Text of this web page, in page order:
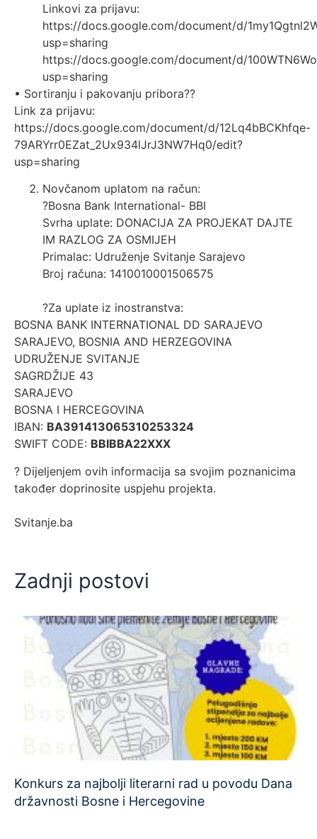
Linkovi za prijavu:
https://docs.google.com/document/d/
usp=sharing
https://docs.google.com/document/d/
usp=sharing
• Sortiranju i pakovanju pribora??
Link za prijavu:
https://docs.google.com/document/d/12Lq4bBCKhfqe-
79ARYrr0EZat_2Ux934lJrJ3NW7Hq0/edit?
usp=sharing
Novčanom uplatom na račun:
?Bosna Bank International- BBI
Svrha uplate: DONACIJA ZA PROJEKAT DAJTE
IM RAZLOG ZA OSMIJEH
Primalac: Udruženje Svitanje Sarajevo
Broj računa: 1410010001506575
?Za uplate iz inostranstva:
BOSNA BANK INTERNATIONAL DD SARAJEVO
SARAJEVO, BOSNIA AND HERZEGOVINA
UDRUŽENJE SVITANJE
SAGRDŽIJE 43
SARAJEVO
BOSNA I HERCEGOVINA
IBAN: BA391413065310253324
SWIFT CODE: BBIBBA22XXX
? Dijeljenjem ovih informacija sa svojim poznanicima
također doprinosite uspjehu projekta.
Svitanje.ba
Zadnji postovi
Konkurs za najbolji literarni rad u povodu Dana
državnosti Bosne i Hercegovine